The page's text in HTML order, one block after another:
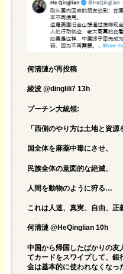
何清漣が再投稿
綾波 @dinglili7 13h
プーチン大統領:
「西側のやり方は土地と資源
国全体を麻薬中毒にさせ、
民族全体の意図的な絶滅、
人間を動物のように狩る…
これは人道、真実、自由、正
何清漣 @HeQinglian 10h
中国から帰国したばかりの友
てカードをスワイプして、銀
金は基本的に使われなくなっ